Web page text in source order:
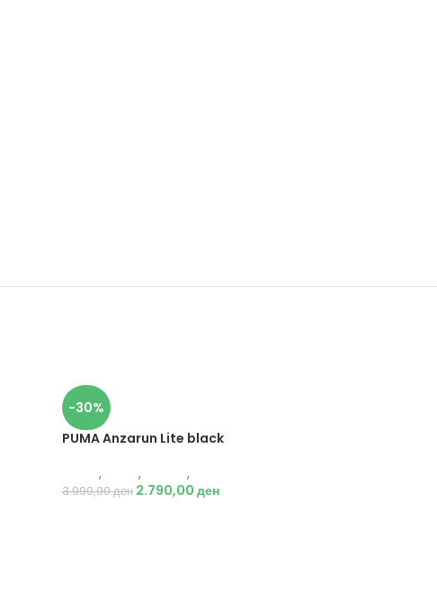
-30%
PUMA Anzarun Lite black
, , ,
3.990,00ден 2.790,00 ден